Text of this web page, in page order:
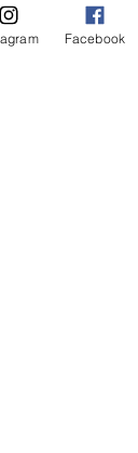
Especies:
Facebook